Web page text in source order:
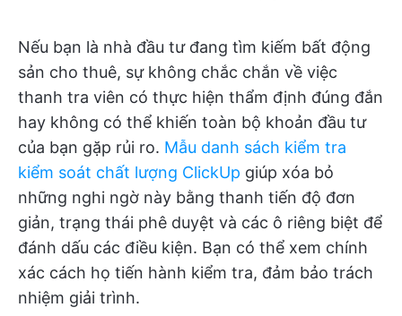
Nếu bạn là nhà đầu tư đang tìm kiếm bất động
sản cho thuê, sự không chắc chắn về việc
thanh tra viên có thực hiện thẩm định đúng đắn
hay không có thể khiến toàn bộ khoản đầu tư
của bạn gặp rủi ro. Mẫu danh sách kiểm tra
kiểm soát chất lượng ClickUp giúp xóa bỏ
những nghi ngờ này bằng thanh tiến độ đơn
giản, trạng thái phê duyệt và các ô riêng biệt để
đánh dấu các điều kiện. Bạn có thể xem chính
xác cách họ tiến hành kiểm tra, đảm bảo trách
nhiệm giải trình.